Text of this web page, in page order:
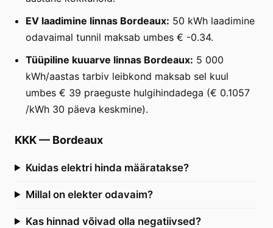
EV laadimine linnas Bordeaux: 50 kWh laadimine
odavaimal tunnil maksab umbes € -0.34.
Tüüpiline kuuarve linnas Bordeaux: 5 000
kWh/aastas tarbiv leibkond maksab sel kuul
umbes € 39 praeguste hulgihindadega (€ 0.1057
/kWh 30 päeva keskmine).
KKK— Bordeaux
Kuidas elektri hinda määratakse?
Millal on elekter odavaim?
Kas hinnad võivad olla negatiivsed?